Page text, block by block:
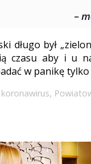
–
długo był
czasu aby i u
w panikę
koronawirus,